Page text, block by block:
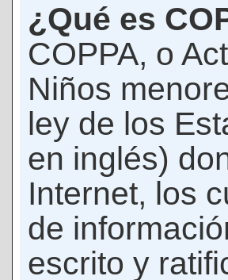
¿Qué es
COPPA, o
Niños
ley de los
en inglés)
Internet, los
de
escrito y